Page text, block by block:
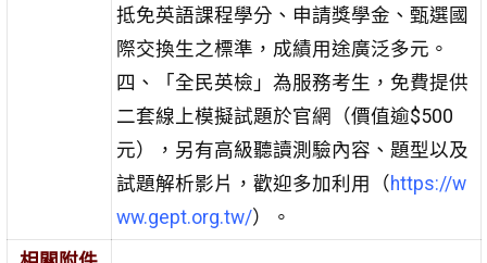
抵免英語課程學分、申請獎學金、甄選國
際交換生之標準，成績用途廣泛多元。
四、「全民英檢」為服務考生，免費提供
二套線上模擬試題於官網（價值逾$500
元），另有高級聽讀測驗內容、題型以及
試題解析影片，歡迎多加利用（ https://w
ww.gept.org.tw/）。